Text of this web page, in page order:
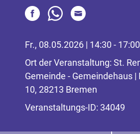
Fr., 08.05.2026 | 14:30 -
Ort der Veranstaltung: St.
Gemeinde - Gemeindehaus |
10, 28213 Bremen
Veranstaltungs-ID: 34049